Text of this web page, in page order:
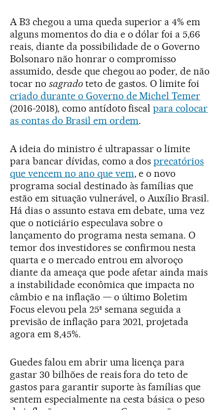
A B3 chegou a uma queda superior a 4% em
alguns momentos do dia e o dólar foi a 5,66
reais, diante da possibilidade de o Governo
Bolsonaro não honrar o compromisso
assumido, desde que chegou ao poder, de não
tocar no sagradoteto de gastos. O limite foi
criado durante o Governo de Michel Temer
(2016-2018), como antídoto fiscalpara colocar
as contas do Brasil em ordem.
A ideia do ministro é ultrapassar o limite
para bancar dívidas, como a dosprecatórios
que vencem no ano que vem, e o novo
programa social destinado às famílias que
estão em situação vulnerável, o Auxílio Brasil.
Há dias o assunto estava em debate, uma vez
que o noticiário especulava sobre o
lançamento do programa nesta semana. O
temor dos investidores se confirmou nesta
quarta e o mercado entrou em alvoroço
diante da ameaça que pode afetar ainda mais
a instabilidade econômica que impacta no
câmbio e na inflação — o último Boletim
Focus elevou pela 25ª semana seguida a
previsão de inflação para 2021, projetada
agora em 8,45%.
Guedes falou em abrir uma licença para
gastar 30 bilhões de reais fora do teto de
gastos para garantir suporte às famílias que
sentem especialmente na cesta básica o peso